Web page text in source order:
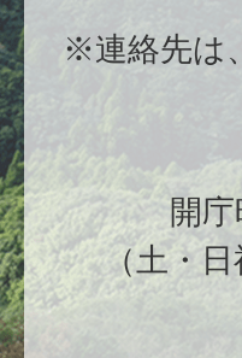
※連絡先は
開
（土・